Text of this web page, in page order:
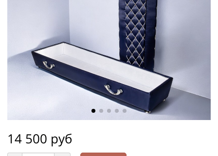
14 500 руб